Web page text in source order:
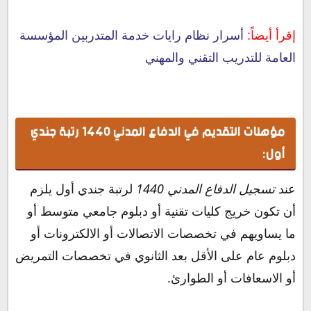
إقرأ أيضاً: أسرار نظام رايات خدمة المتدربين المؤسسة
العامة للتدريب التقني والمهني
مؤهلات التقديم في الدفاع المدني 1440 رتبة جندي
أول:
عندتسجيل الدفاع المدني 1440
لرتبة جندي أول يلزم
أن تكون خريج كليات تقنية أو دبلوم جامعي متوسط أو
ما يساويهم في تخصصات الاتصالات أو الالكترونات أو
دبلوم عام على الأقل بعد الثانوي في تخصصات التمريض
أو الاسعافات أو الطوارئ.